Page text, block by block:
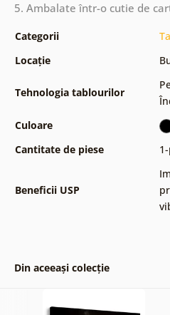
5. Ambalate într-o cutie de
Categorii
Locație
Tehnologia tablourilor
Culoare
Cantitate de piese
Beneficii USP
Din aceeași colecție